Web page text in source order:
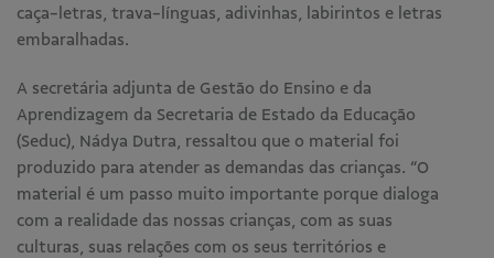
caça-letras, trava-línguas, adivinhas, labirintos e letras
embaralhadas.
A secretária adjunta de Gestão do Ensino e da
Aprendizagem da Secretaria de Estado da Educação
(Seduc), Nádya Dutra, ressaltou que o material foi
produzido para atender as demandas das crianças. “O
material é um passo muito importante porque dialoga
com a realidade das nossas crianças, com as suas
culturas, suas relações com os seus territórios e